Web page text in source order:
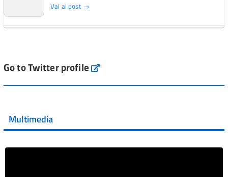
Vai al post →
Vai al post →
Vai al post →
Go to Twitter profile aifa_ufficiale
Multimedia